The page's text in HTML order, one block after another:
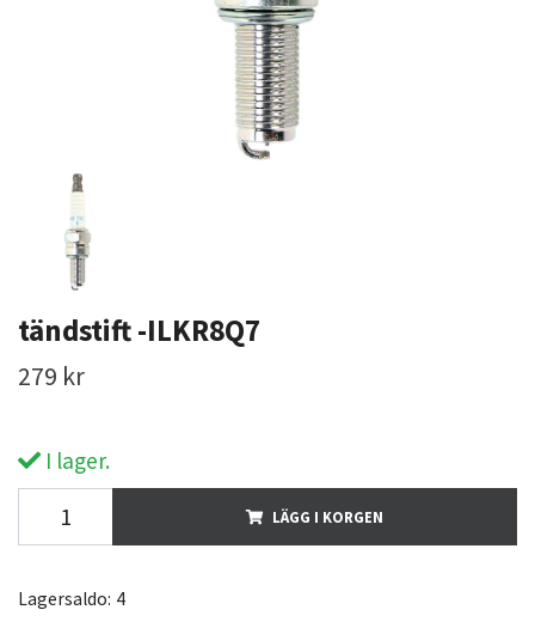
tändstift -ILKR8Q7
279 kr
I lager.
LÄGG I KORGEN
Lagersaldo: 4